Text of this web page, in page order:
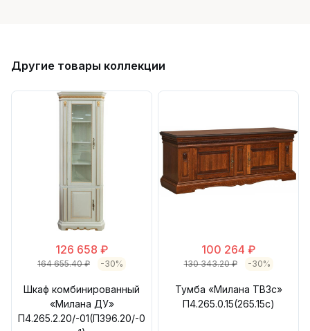
Другие товары коллекции
126 658 ₽
164 655.40 ₽ -30%
Шкаф комбинированный
«Милана ДУ»
П4.265.2.20/-01(П396.20/-0
100 264 ₽
130 343.20 ₽ -30%
Тумба «Милана ТВ3с»
П4.265.0.15(265.15с)